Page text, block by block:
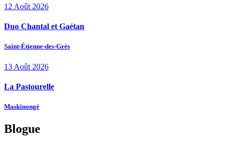
12 Août 2026
Duo Chantal et Gaétan
Saint-Étienne-des-Grès
13 Août 2026
La Pastourelle
Maskinongé
Blogue